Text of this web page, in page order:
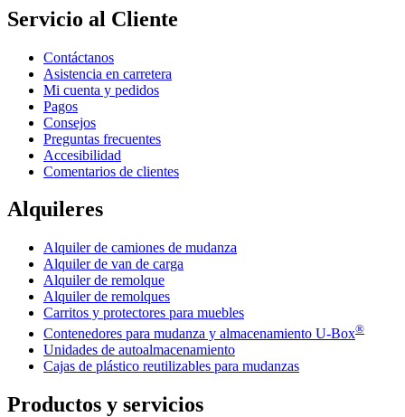
Servicio al Cliente
Contáctanos
Asistencia en carretera
Mi cuenta y pedidos
Pagos
Consejos
Preguntas frecuentes
Accesibilidad
Comentarios de clientes
Alquileres
Alquiler de camiones de mudanza
Alquiler de van de carga
Alquiler de remolque
Alquiler de remolques
Carritos y protectores para muebles
Contenedores para mudanza y almacenamiento U-Box®
Unidades de autoalmacenamiento
Cajas de plástico reutilizables para mudanzas
Productos y servicios